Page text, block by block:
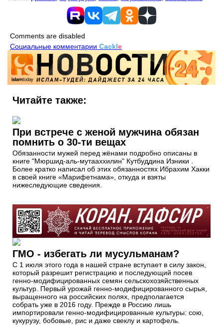
Comments are disabled
Социальные комментарии Cackle
Читайте также:
При встрече с женой мужчина обязан
помнить о 30-ти вещах
Обязанности мужей перед жёнами подробно описаны в
книге "Мюршид-аль-мутааххилин" Кутбуддина Изники .
Более кратко написал об этих обязанностях Ибрахим Хакки
в своей книге «Марифетнама», откуда и взяты
нижеследующие сведения.
ГМО - избегать ли мусульманам?
С 1 июля этого года в нашей стране вступает в силу закон,
который разрешит регистрацию и последующий посев
генно-модифицированных семян сельскохозяйственных
культур. Первый урожай генно-модифицированного сырья,
выращенного на российских полях, предполагается
собрать уже в 2016 году. Прежде в Россию лишь
импортировали генно-модифицированные культуры: сою,
кукурузу, бобовые, рис и даже свеклу и картофель.